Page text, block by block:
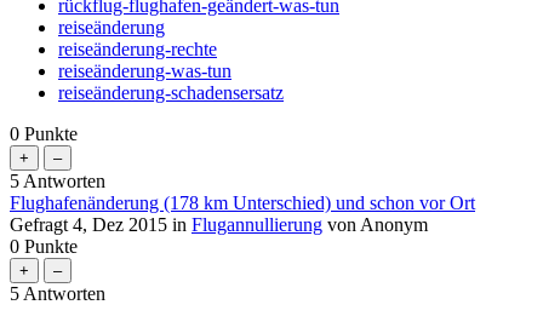
rückflug-flughafen-geändert-was-tun
reiseänderung
reiseänderung-rechte
reiseänderung-was-tun
reiseänderung-schadensersatz
0 Punkte
5 Antworten
Flughafenänderung (178 km Unterschied) und schon vor Ort
Gefragt 4, Dez 2015 in Flugannullierung von Anonym
0 Punkte
5 Antworten